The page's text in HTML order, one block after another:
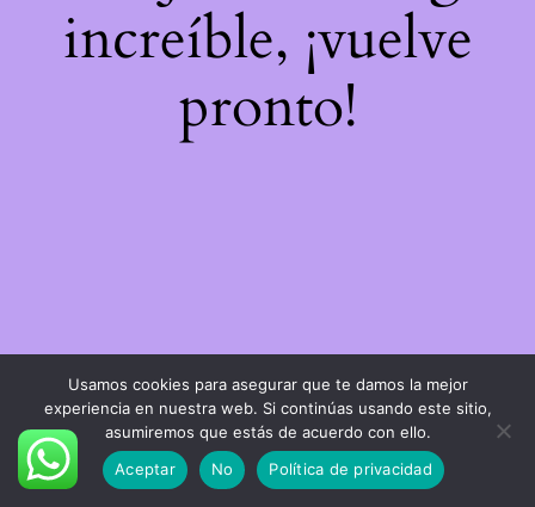
increíble, ¡vuelve
pronto!
Usamos cookies para asegurar que te damos la mejor
experiencia en nuestra web. Si continúas usando este sitio,
asumiremos que estás de acuerdo con ello.
Aceptar
No Política de privacidad